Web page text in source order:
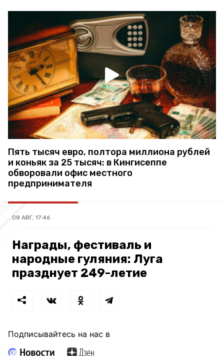
Пять тысяч евро, полтора миллиона рублей
и коньяк за 25 тысяч: в Кингисеппе
обворовали офис местного
предпринимателя
08 АВГ, 17:46
Награды, фестиваль и
народные гуляния: Луга
празднует 249-летие
Подписывайтесь на нас в